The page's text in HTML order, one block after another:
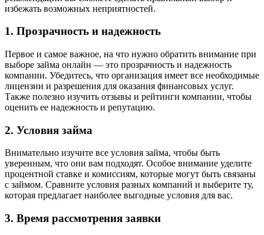
избежать возможных неприятностей.
1. Прозрачность и надежность
Первое и самое важное, на что нужно обратить внимание при
выборе займа онлайн — это прозрачность и надежность
компании. Убедитесь, что организация имеет все необходимые
лицензии и разрешения для оказания финансовых услуг.
Также полезно изучить отзывы и рейтинги компании, чтобы
оценить ее надежность и репутацию.
2. Условия займа
Внимательно изучите все условия займа, чтобы быть
уверенным, что они вам подходят. Особое внимание уделите
процентной ставке и комиссиям, которые могут быть связаны
с займом. Сравните условия разных компаний и выберите ту,
которая предлагает наиболее выгодные условия для вас.
3. Время рассмотрения заявки